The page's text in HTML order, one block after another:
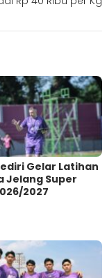
Gelar Latihan
Jelang Super
2027